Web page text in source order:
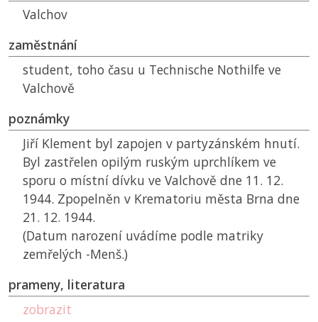
Valchov
zaměstnání
student, toho času u Technische Nothilfe ve
Valchově
poznámky
Jiří Klement byl zapojen v partyzánském hnutí.
Byl zastřelen opilým ruským uprchlíkem ve
sporu o místní dívku ve Valchově dne 11. 12.
1944. Zpopelněn v Krematoriu města Brna dne
21. 12. 1944.
(Datum narození uvádíme podle matriky
zemřelých -Menš.)
prameny, literatura
zobrazit